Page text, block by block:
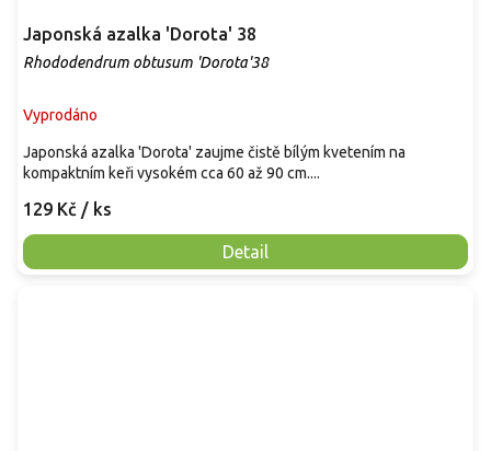
Japonská azalka 'Dorota' 38
Rhododendrum obtusum 'Dorota'38
Vyprodáno
129 Kč / ks
Detail
Japonská azalka 'Dorota' zaujme čistě bílým kvetením na
kompaktním keři vysokém cca 60 až 90 cm....